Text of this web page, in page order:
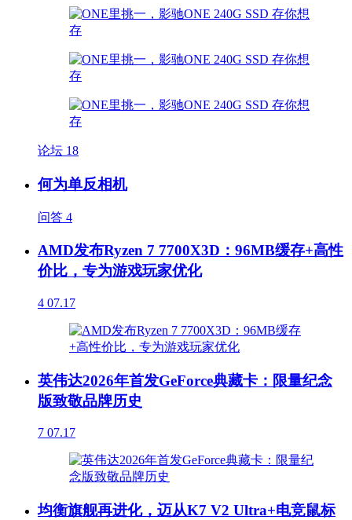
论坛 18
何为单反相机
问答 4
AMD发布Ryzen 7 7700X3D：96MB缓存+高性
价比，专为游戏玩家优化
4 07.17
英伟达2026年首发GeForce典藏卡：限量纪念
版致敬品牌历史
7 07.17
均衡旗舰再进化，迈从K7 V2 Ultra+电竞鼠标